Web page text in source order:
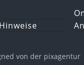
von der pixagentur